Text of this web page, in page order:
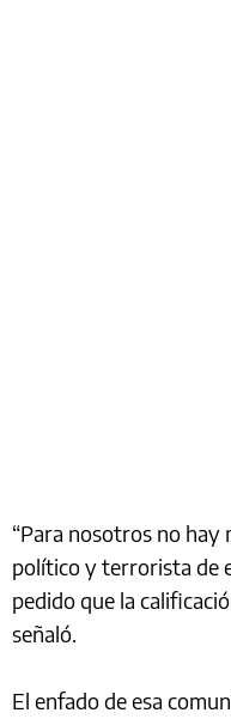
“Para nosotros no hay
político y terrorista de
pedido que la
señaló.
El enfado de esa